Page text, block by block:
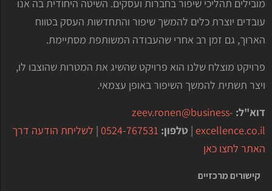
מובילים תהליכי שיפור בחברות ועסקים. השיטה היחודית בה אנו
עובדים יוצרת כלים להמשך שיפור והתחדשות העסק בטווח
הארוך, גם זמן רב אחרי שהעבודה המשותפת מסתיימת.
פרויקט מוצלח שלנו הוא פרויקט שהשיג את המטרות שהוצבו לו,
ויצר תשתית להמשך השיפור באופן עצמאי.
דוא"ל: zeev.ronen@business-
excellence.co.il
| טלפון: 0524-767531
| לשליחת הודעה דרך
האתר לחצו כאן
קישורים מרכזיים